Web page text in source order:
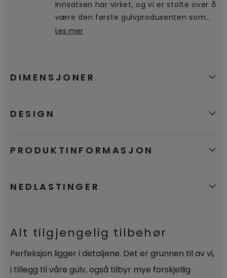
kassering.
Innsatsen har virket, og vi er stolte over å
være den første gulvprodusenten som
mottar og bruker det nordiske
Les mer
DIMENSJONER
DESIGN
PRODUKTINFORMASJON
NEDLASTINGER
Alt tilgjengelig tilbehør
Perfeksjon ligger i detaljene. Det er grunnen til av vi,
i tillegg til våre gulv, også tilbyr mye forskjellig